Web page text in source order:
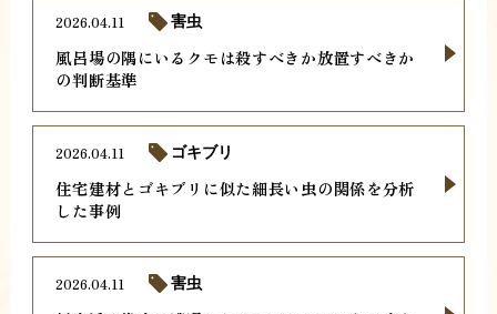
風呂場の隅にいるクモは殺すべきか放置すべきか
の判断基準
2026.04.11 害虫
住宅建材とゴキブリに似た細長い虫の関係を分析
した事例
2026.04.11 ゴキブリ
2026.04.11 害虫